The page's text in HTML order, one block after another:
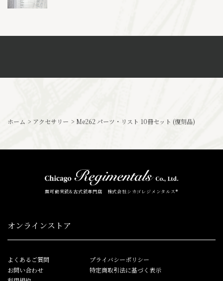
ホーム > アクセサリー > Me262 パーツ・リスト 10冊セット (復刻品)
無可動実銃&古式銃専門店 株式会社シカゴレジメンタルス®
オンラインストア
よくあるご質問
お問い合わせ
プライバシーポリシー
特定商取引法に基づく表示